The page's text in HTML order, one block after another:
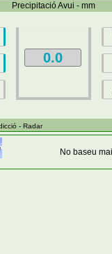
Precipitació Avui - mm
0.0
- Radar
No baseu